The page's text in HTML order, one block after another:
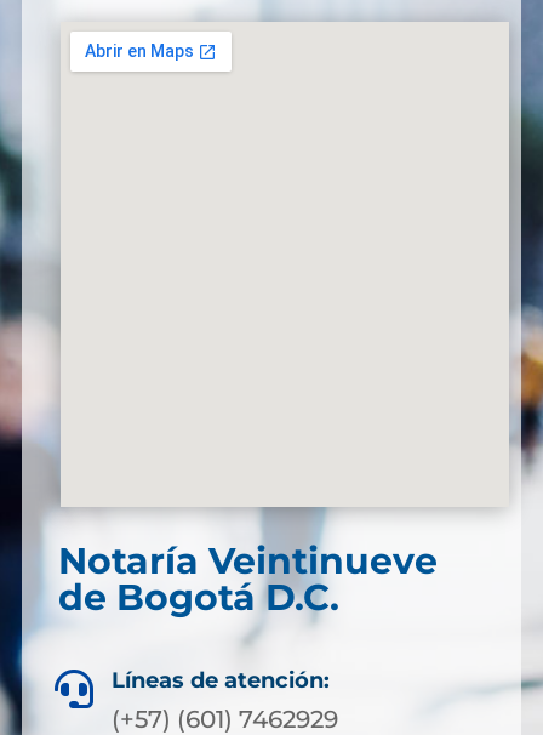
Notaría Veintinueve
de Bogotá D.C.
 Líneas de atención:
(+57) (601) 7462929